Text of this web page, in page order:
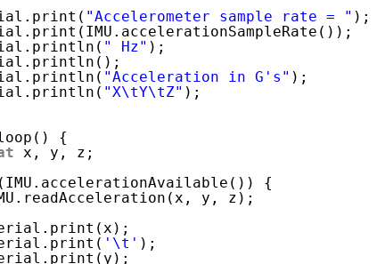
"Accelerometer sample rate = " );
" Hz" );
"Acceleration in G's" );
"X\tY\tZ" );
{
x, y, z;
(IMU.accelerationAvailable()) {
y, z);
'\t' );